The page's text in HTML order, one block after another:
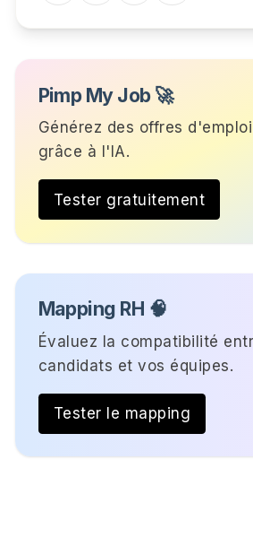
Pimp My Job 🚀
Générez des offres
grâce à l'IA.
Tester gratuitement
Mapping RH 🧠
Évaluez la compatibilité
candidats et vos équipes.
Tester le mapping